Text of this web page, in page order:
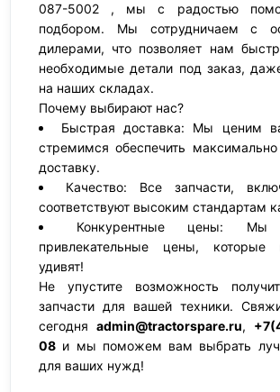
087-5002 , мы с радостью
подбором. Мы сотрудничаем с
дилерами, что позволяет нам
необходимые детали под заказ,
на наших складах.
Почему выбирают нас?
Быстрая доставка: Мы ценим
стремимся обеспечить
доставку.
Качество: Все запчасти,
соответствуют высоким стандартам
Конкурентные цены: Мы
привлекательные цены, которые
удивят!
Не упустите возможность
запчасти для вашей техники.
сегодня admin@tractorspare.ru,
08 и мы поможем вам выбрать
для ваших нужд!